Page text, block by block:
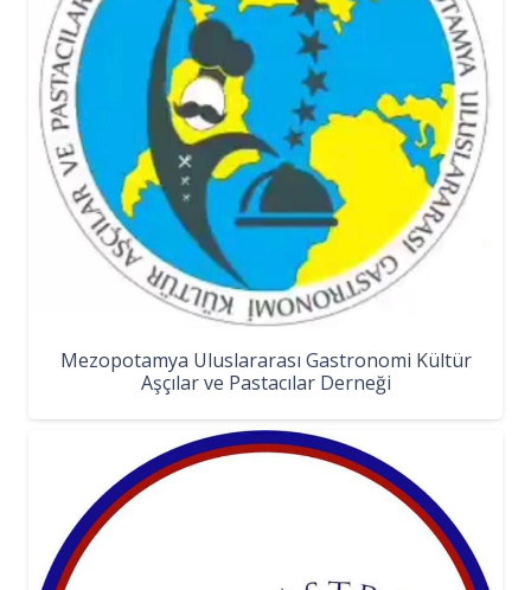
Mezopotamya Uluslararası Gastronomi Kültür
Aşçılar ve Pastacılar Derneği